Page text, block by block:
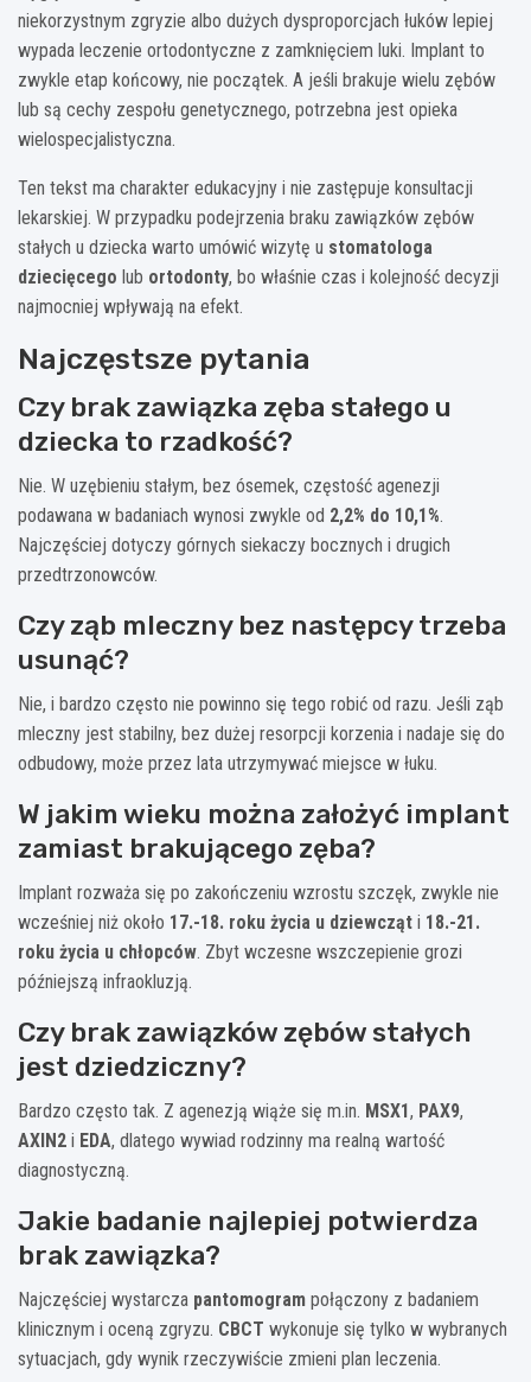
niekorzystnym zgryzie albo dużych dysproporcjach łuków lepiej
wypada leczenie ortodontyczne z zamknięciem luki. Implant to
zwykle etap końcowy, nie początek. A jeśli brakuje wielu zębów
lub są cechy zespołu genetycznego, potrzebna jest opieka
wielospecjalistyczna.
Ten tekst ma charakter edukacyjny i nie zastępuje konsultacji
lekarskiej. W przypadku podejrzenia braku zawiązków zębów
stałych u dziecka warto umówić wizytę u stomatologa
dziecięcego lub ortodonty, bo właśnie czas i kolejność decyzji
najmocniej wpływają na efekt.
Najczęstsze pytania
Czy brak zawiązka zęba stałego u
dziecka to rzadkość?
Nie. W uzębieniu stałym, bez ósemek, częstość agenezji
podawana w badaniach wynosi zwykle od 2,2% do 10,1%.
Najczęściej dotyczy górnych siekaczy bocznych i drugich
przedtrzonowców.
Czy ząb mleczny bez następcy trzeba
usunąć?
Nie, i bardzo często nie powinno się tego robić od razu. Jeśli ząb
mleczny jest stabilny, bez dużej resorpcji korzenia i nadaje się do
odbudowy, może przez lata utrzymywać miejsce w łuku.
W jakim wieku można założyć implant
zamiast brakującego zęba?
Implant rozważa się po zakończeniu wzrostu szczęk, zwykle nie
wcześniej niż około 17.-18. roku życia u dziewcząt i 18.-21.
roku życia u chłopców. Zbyt wczesne wszczepienie grozi
późniejszą infraokluzją.
Czy brak zawiązków zębów stałych
jest dziedziczny?
Bardzo często tak. Z agenezją wiąże się m.in. MSX1, PAX9,
AXIN2 i EDA, dlatego wywiad rodzinny ma realną wartość
diagnostyczną.
Jakie badanie najlepiej potwierdza
brak zawiązka?
Najczęściej wystarcza pantomogram połączony z badaniem
klinicznym i oceną zgryzu. CBCT wykonuje się tylko w wybranych
sytuacjach, gdy wynik rzeczywiście zmieni plan leczenia.